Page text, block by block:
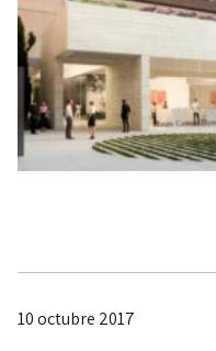
10 octubre 2017